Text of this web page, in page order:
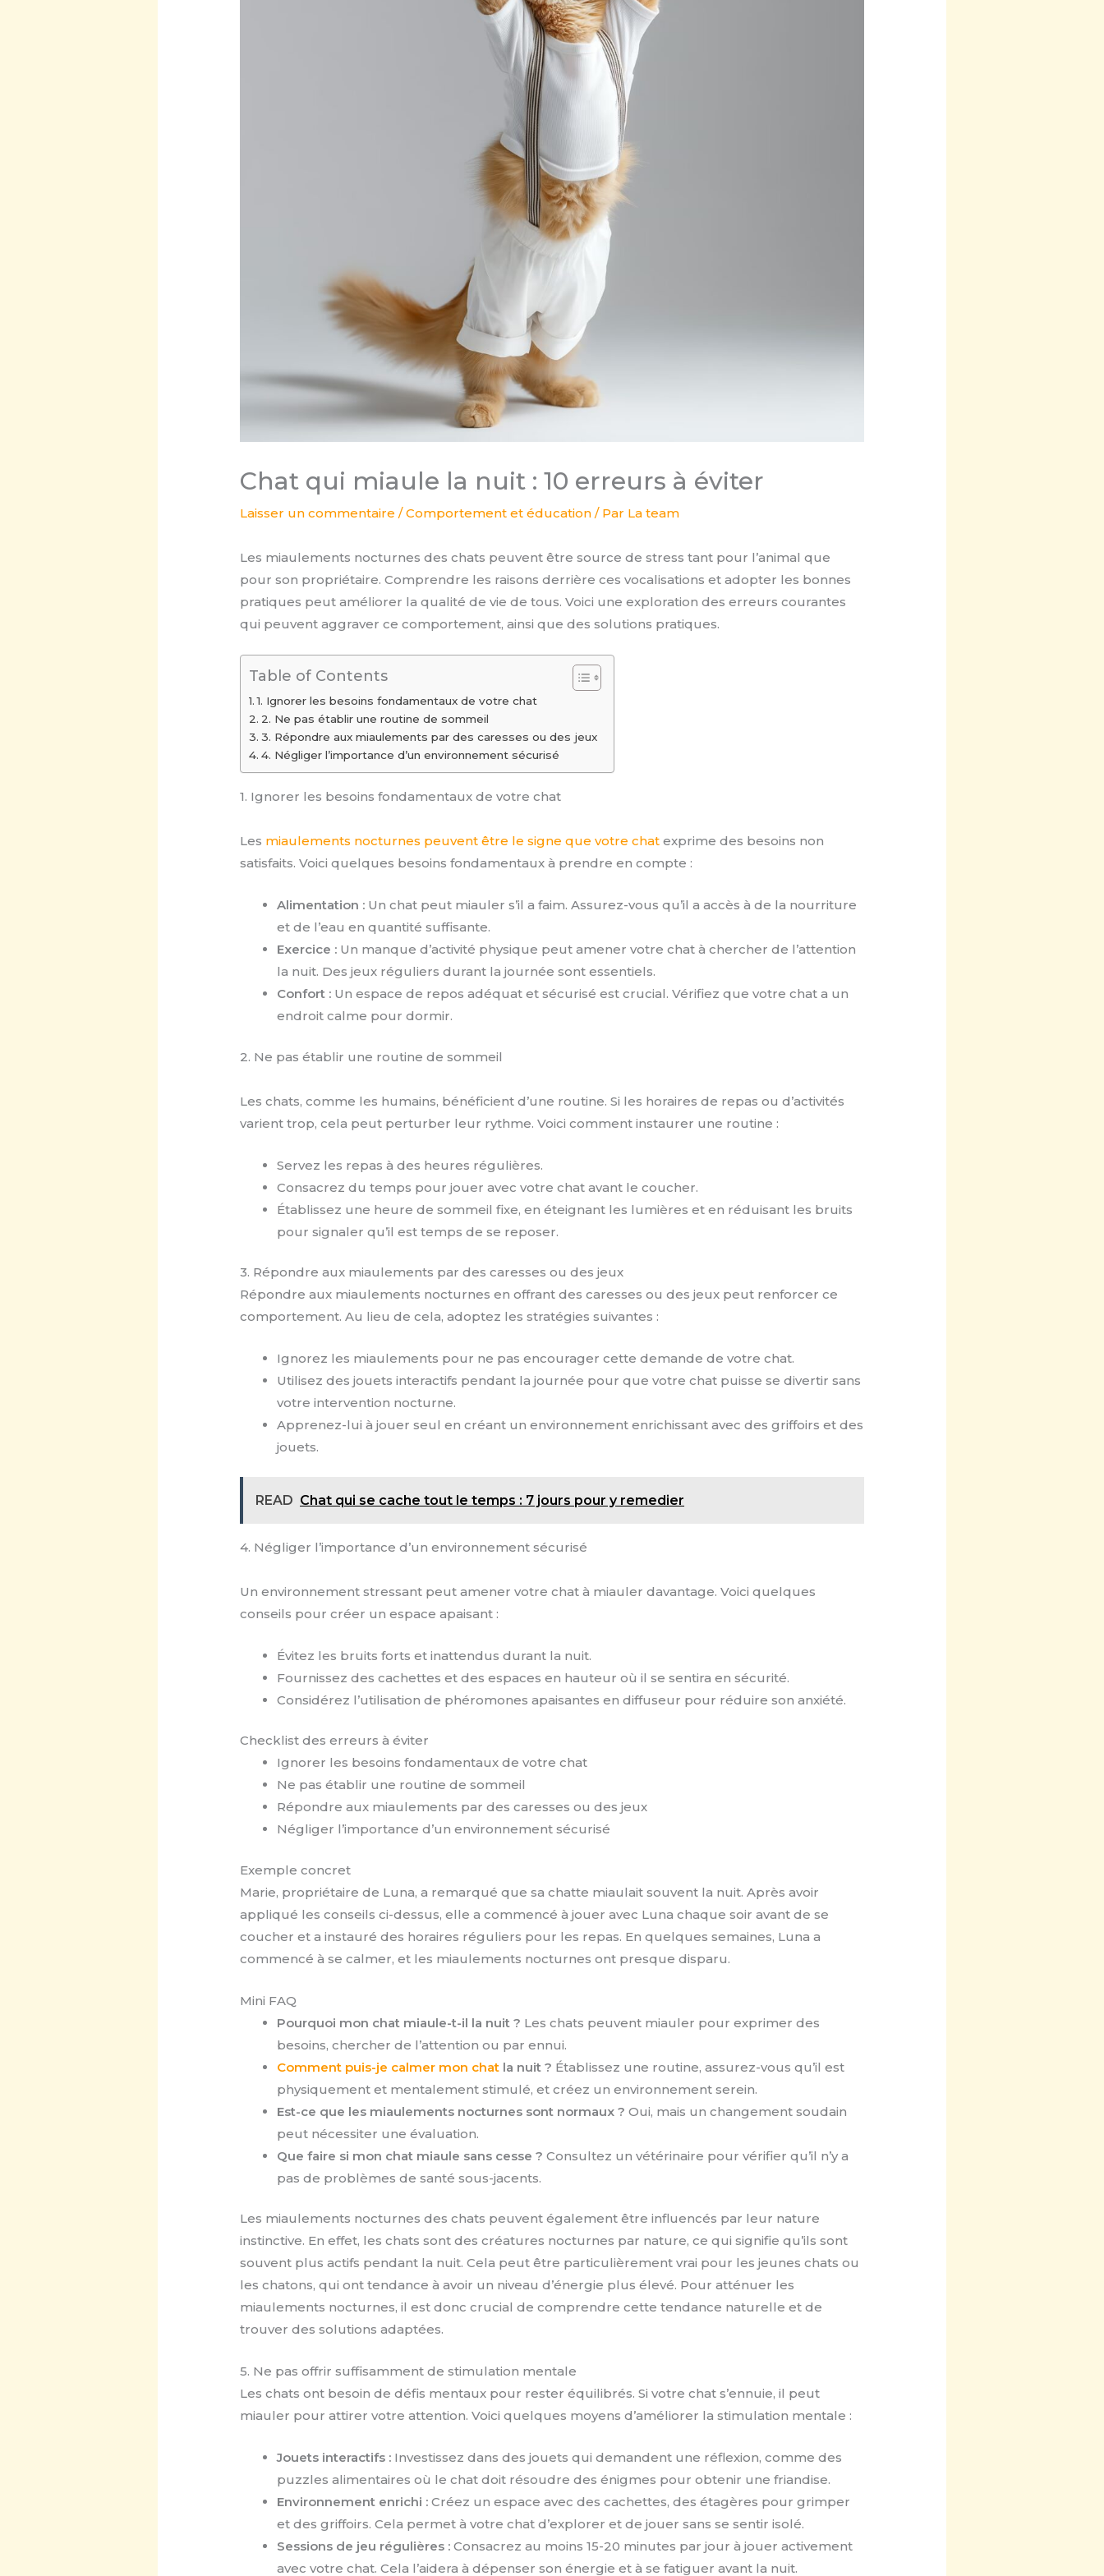
Chat qui miaule la nuit : 10 erreurs à éviter
Laisser un commentaire /Comportement et éducation / Par La team
Les miaulements nocturnes des chats peuvent être source de stress tant pour l’animal que
pour son propriétaire. Comprendre les raisons derrière ces vocalisations et adopter les bonnes
pratiques peut améliorer la qualité de vie de tous. Voici une exploration des erreurs courantes
qui peuvent aggraver ce comportement, ainsi que des solutions pratiques.
Table of Contents
1. Ignorer les besoins fondamentaux de votre chat
2. Ne pas établir une routine de sommeil
3. Répondre aux miaulements par des caresses ou des jeux
4. Négliger l’importance d’un environnement sécurisé
1. Ignorer les besoins fondamentaux de votre chat
Les miaulements nocturnes peuvent être le signe que votre chat exprime des besoins non
satisfaits. Voici quelques besoins fondamentaux à prendre en compte :
Alimentation : Un chat peut miauler s’il a faim. Assurez-vous qu’il a accès à de la nourriture
et de l’eau en quantité suffisante.
Exercice : Un manque d’activité physique peut amener votre chat à chercher de l’attention
la nuit. Des jeux réguliers durant la journée sont essentiels.
Confort : Un espace de repos adéquat et sécurisé est crucial. Vérifiez que votre chat a un
endroit calme pour dormir.
2. Ne pas établir une routine de sommeil
Les chats, comme les humains, bénéficient d’une routine. Si les horaires de repas ou d’activités
varient trop, cela peut perturber leur rythme. Voici comment instaurer une routine :
Servez les repas à des heures régulières.
Consacrez du temps pour jouer avec votre chat avant le coucher.
Établissez une heure de sommeil fixe, en éteignant les lumières et en réduisant les bruits
pour signaler qu’il est temps de se reposer.
3. Répondre aux miaulements par des caresses ou des jeux
Répondre aux miaulements nocturnes en offrant des caresses ou des jeux peut renforcer ce
comportement. Au lieu de cela, adoptez les stratégies suivantes :
Ignorez les miaulements pour ne pas encourager cette demande de votre chat.
Utilisez des jouets interactifs pendant la journée pour que votre chat puisse se divertir sans
votre intervention nocturne.
Apprenez-lui à jouer seul en créant un environnement enrichissant avec des griffoirs et des
jouets.
READ Chat qui se cache tout le temps : 7 jours pour y remedier
4. Négliger l’importance d’un environnement sécurisé
Un environnement stressant peut amener votre chat à miauler davantage. Voici quelques
conseils pour créer un espace apaisant :
Évitez les bruits forts et inattendus durant la nuit.
Fournissez des cachettes et des espaces en hauteur où il se sentira en sécurité.
Considérez l’utilisation de phéromones apaisantes en diffuseur pour réduire son anxiété.
Checklist des erreurs à éviter
Ignorer les besoins fondamentaux de votre chat
Ne pas établir une routine de sommeil
Répondre aux miaulements par des caresses ou des jeux
Négliger l’importance d’un environnement sécurisé
Exemple concret
Marie, propriétaire de Luna, a remarqué que sa chatte miaulait souvent la nuit. Après avoir
appliqué les conseils ci-dessus, elle a commencé à jouer avec Luna chaque soir avant de se
coucher et a instauré des horaires réguliers pour les repas. En quelques semaines, Luna a
commencé à se calmer, et les miaulements nocturnes ont presque disparu.
Mini FAQ
Pourquoi mon chat miaule-t-il la nuit ? Les chats peuvent miauler pour exprimer des
besoins, chercher de l’attention ou par ennui.
Comment puis-je calmer mon chat la nuit ? Établissez une routine, assurez-vous qu’il est
physiquement et mentalement stimulé, et créez un environnement serein.
Est-ce que les miaulements nocturnes sont normaux ? Oui, mais un changement soudain
peut nécessiter une évaluation.
Que faire si mon chat miaule sans cesse ? Consultez un vétérinaire pour vérifier qu’il n’y a
pas de problèmes de santé sous-jacents.
Les miaulements nocturnes des chats peuvent également être influencés par leur nature
instinctive. En effet, les chats sont des créatures nocturnes par nature, ce qui signifie qu’ils sont
souvent plus actifs pendant la nuit. Cela peut être particulièrement vrai pour les jeunes chats ou
les chatons, qui ont tendance à avoir un niveau d’énergie plus élevé. Pour atténuer les
miaulements nocturnes, il est donc crucial de comprendre cette tendance naturelle et de
trouver des solutions adaptées.
5. Ne pas offrir suffisamment de stimulation mentale
Les chats ont besoin de défis mentaux pour rester équilibrés. Si votre chat s’ennuie, il peut
miauler pour attirer votre attention. Voici quelques moyens d’améliorer la stimulation mentale :
Jouets interactifs : Investissez dans des jouets qui demandent une réflexion, comme des
puzzles alimentaires où le chat doit résoudre des énigmes pour obtenir une friandise.
Environnement enrichi : Créez un espace avec des cachettes, des étagères pour grimper
et des griffoirs. Cela permet à votre chat d’explorer et de jouer sans se sentir isolé.
Sessions de jeu régulières : Consacrez au moins 15-20 minutes par jour à jouer activement
avec votre chat. Cela l’aidera à dépenser son énergie et à se fatiguer avant la nuit.